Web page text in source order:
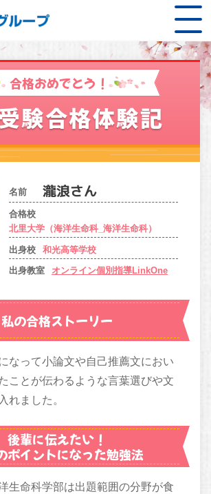
合格おめでとう！
験合格体験記
名前
合格校
北里大学（海洋生命科_海洋生命科）
出身校 和光高等学校
出身教室 オンライン個別指導LinkOne
私の合格ストーリー
なって小論文や自己推薦文におい
ことが伝わるような言葉選びや文
れました。
後輩に伝えたい！
ポイントになった勉強法
生命科学部は出題範囲の分野が食